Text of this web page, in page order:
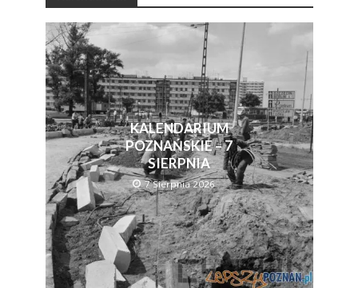
KALENDARIUM
POZNAŃSKIE – 7
SIERPNIA
7 Sierpnia 2026